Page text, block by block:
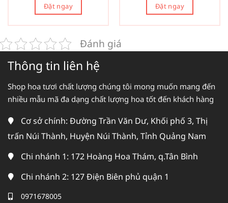
Đặt ngay Đặt ngay
Đánh giá
Thông tin liên hệ
Shop hoa tươi chất lượng chúng tôi mong muốn mang đến
nhiều mẫu mã đa dạng chất lượng hoa tốt đến khách hàng
Cơ sở chính: Đường Trần Văn Dư, Khối phố 3, Thị
trấn Núi Thành, Huyện Núi Thành, Tỉnh Quảng Nam
Chi nhánh 1: 172 Hoàng Hoa Thám, q.Tân Bình
Chi nhánh 2: 127 Điện Biên phủ quận 1
0971678005